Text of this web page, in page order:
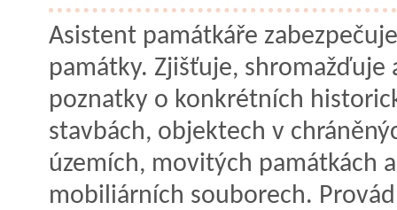
Asistent památkáře
památky. Zjišťuje, shromažďuje
poznatky o konkrétních
stavbách, objektech v
územích, movitých památkách a
mobiliárních souborech.